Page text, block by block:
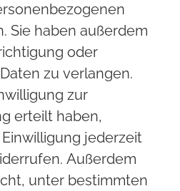
Sie haben außerdem
oder
zu verlangen.
zur
erteilt haben,
jederzeit
Außerdem
unter bestimmten